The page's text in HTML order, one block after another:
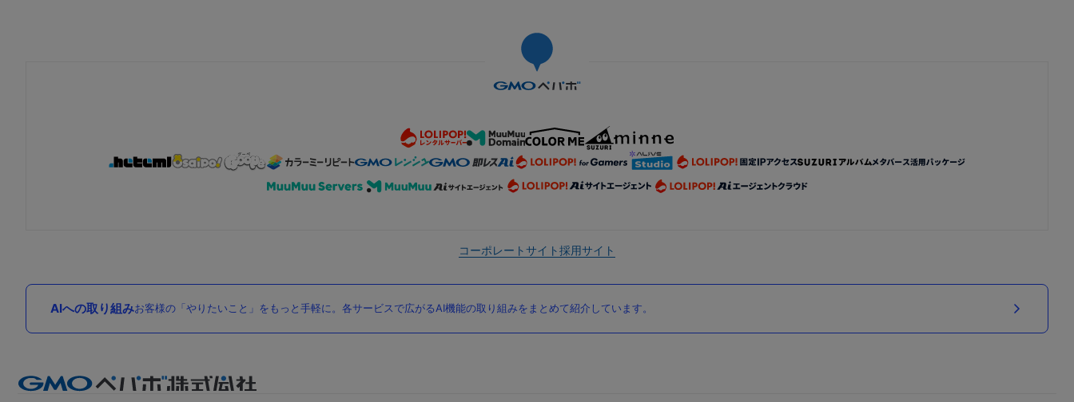
コーポレートサイト採用サイト
AIへの取り組みお客様の「やりたいこと」をもっと手軽に。各サービスで広がるAI機能の取り組みをまとめて紹介しています。